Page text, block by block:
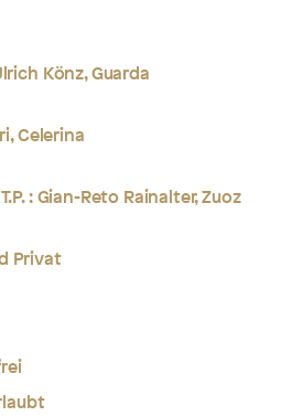
Könz, Guarda
Celerina
: Gian-Reto Rainalter, Zuoz
Privat